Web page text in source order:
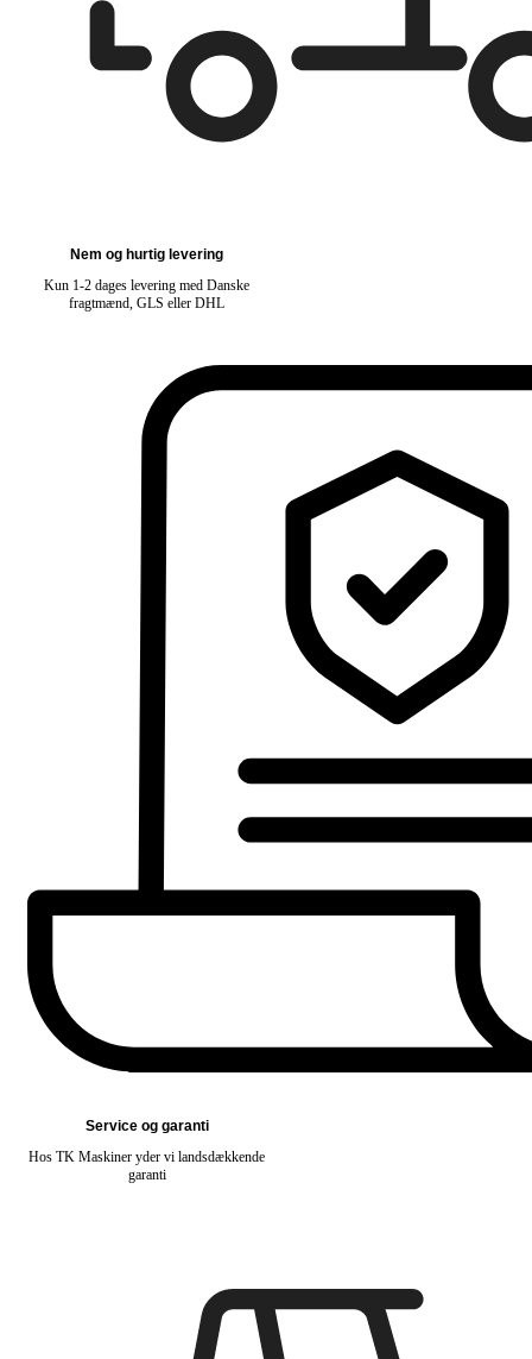
Nem og hurtig levering
Kun 1-2 dages levering med Danske
fragtmænd, GLS eller DHL
Service og garanti
Hos TK Maskiner yder vi landsdækkende
garanti